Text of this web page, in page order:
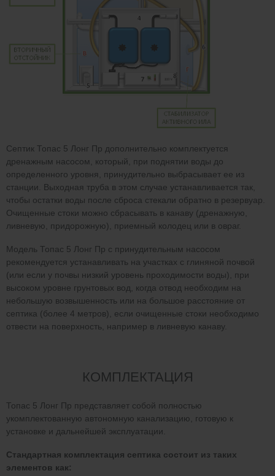
Септик Топас 5 Лонг Пр дополнительно комплектуется
дренажным насосом, который, при поднятии воды до
определенного уровня, принудительно выбрасывает ее из
станции. Выходная труба в этом случае устанавливается так,
чтобы остатки воды после сброса стекали обратно в резервуар.
Очищенные стоки можно сбрасывать в канаву (дренажную,
ливневую, придорожную), приемный колодец или в овраг.
Модель Топас 5 Лонг Пр с принудительным насосом
рекомендуется устанавливать на участках с глиняной почвой
(или если у почвы низкий уровень проходимости воды), при
высоком уровне грунтовых вод, когда отвод необходим на
небольшую возвышенность или на большое расстояние от
септика (более 4 метров), если очищенные стоки необходимо
отвести на поверхность, например в ливневую канаву.
КОМПЛЕКТАЦИЯ
Топас 5 Лонг Пр представляет собой полностью
укомплектованную автономную канализацию, готовую к
установке и дальнейшей эксплуатации.
Стандартная комплектация септика состоит из таких
элементов как: